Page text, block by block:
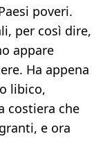
poveri.
per così dire,
appare
Ha appena
libico,
costiera che
e ora